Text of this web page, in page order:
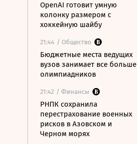
OpenAI готовит умную
колонку размером с
хоккейную шайбу
21:44 / Общество
Бюджетные места ведущих
вузов занимает все больше
олимпиадников
21:42 / Финансы
РНПК сохранила
перестрахование военных
рисков в Азовском и
Черном морях